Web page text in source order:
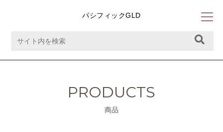
パシフィックGLD
PRODUCTS
商品